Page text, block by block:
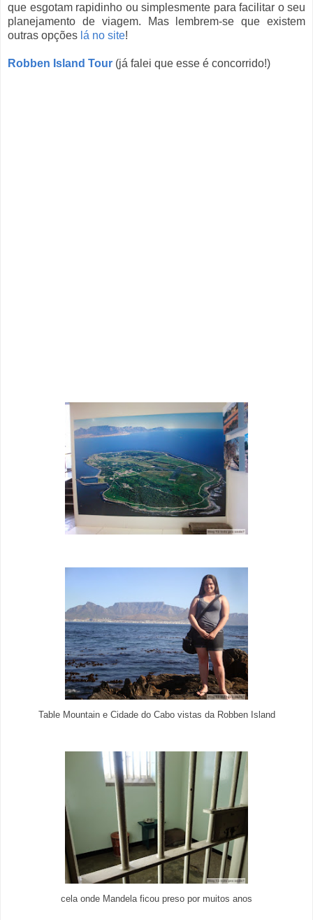
que esgotam rapidinho ou simplesmente para facilitar o seu
planejamento de viagem. Mas lembrem-se que existem
outras opções lá no site!
Robben Island Tour (já falei que esse é concorrido!)
Table Mountain e Cidade do Cabo vistas da Robben Island
cela onde Mandela ficou preso por muitos anos